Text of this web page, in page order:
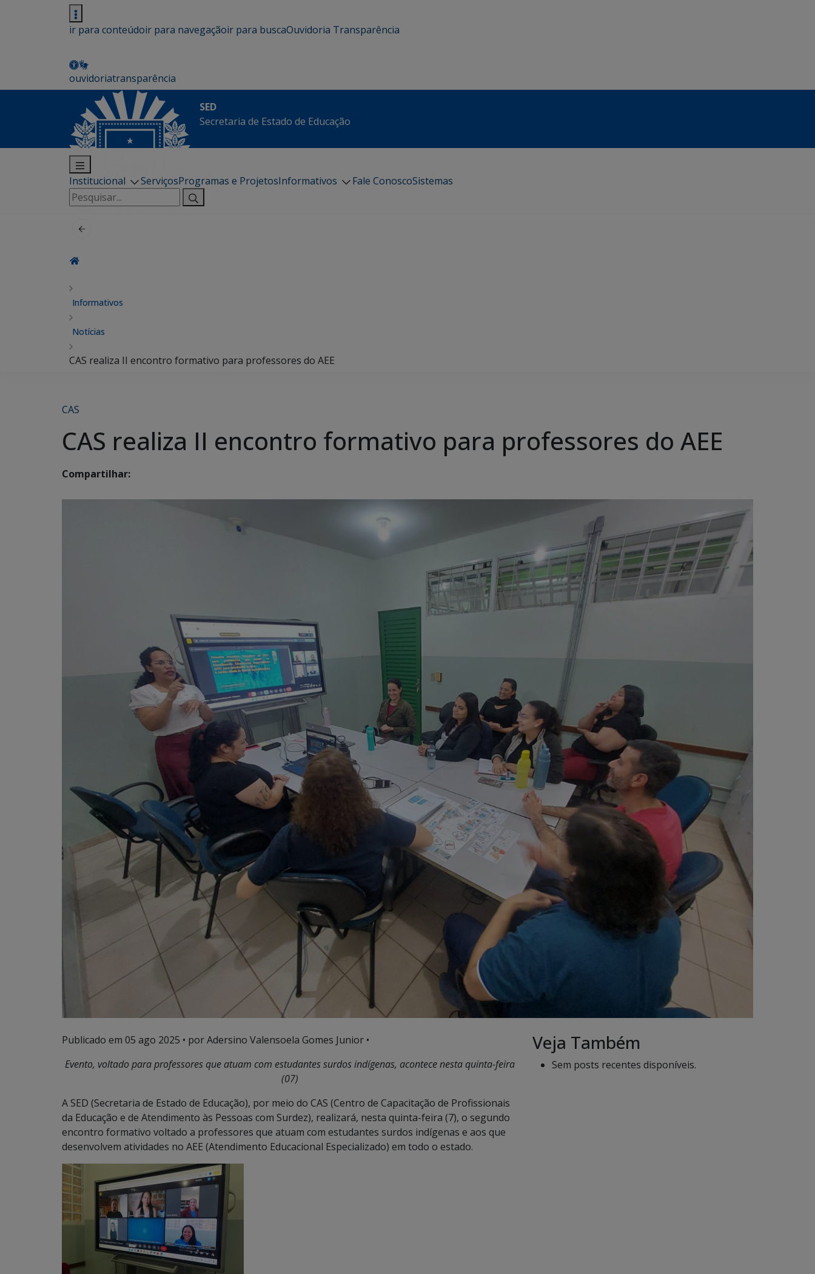
ir para conteúdoir para navegaçãoir para buscaOuvidoria Transparência
ouvidoriatransparência
SED
Secretaria de Estado de Educação
Institucional ServiçosProgramas e ProjetosInformativos Fale ConoscoSistemas
Pesquisar
por:
Informativos
Notícias
CAS realiza II encontro formativo para professores do AEE
CAS
CAS realiza II encontro formativo para professores do AEE
Compartilhar:
Publicado em 05 ago 2025 • por Adersino Valensoela Gomes Junior •
Evento, voltado para professores que atuam com estudantes surdos indígenas, acontece nesta quinta-feira
(07)
A SED (Secretaria de Estado de Educação), por meio do CAS (Centro de Capacitação de Profissionais
da Educação e de Atendimento às Pessoas com Surdez), realizará, nesta quinta-feira (7), o segundo
encontro formativo voltado a professores que atuam com estudantes surdos indígenas e aos que
desenvolvem atividades no AEE (Atendimento Educacional Especializado) em todo o estado.
Veja Também
Sem posts recentes disponíveis.